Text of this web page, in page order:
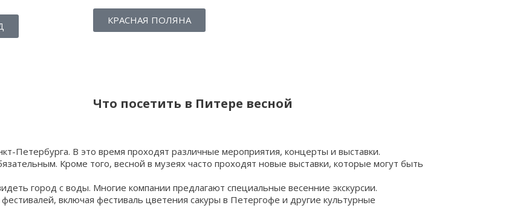
КРАСНАЯ ПОЛЯНА
Что посетить в Питере весной
Петербурга. В это время проходят различные мероприятия, концерты и выставки.
Кроме того, весной в музеях часто проходят новые выставки, которые могут быть
город с воды. Многие компании предлагают специальные весенние экскурсии.
включая фестиваль цветения сакуры в Петергофе и другие культурные